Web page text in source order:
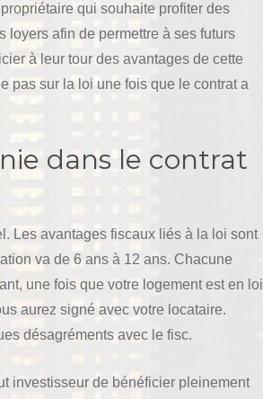
qui souhaite profiter des
loyers afin de permettre à ses futurs
à leur tour des avantages de cette
pas sur la loi une fois que le contrat a
dans le contrat
Les avantages fiscaux liés à la loi sont
va de 6 ans à 12 ans. Chacune
une fois que votre logement est en loi
aurez signé avec votre locataire.
désagréments avec le fisc.
investisseur de bénéficier pleinement